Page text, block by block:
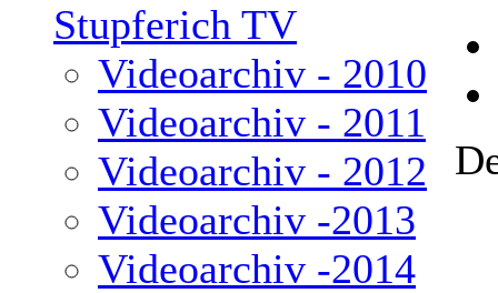
Stupferich TV
Videoarchiv - 2010
Videoarchiv - 2011
Videoarchiv - 2012
Videoarchiv -2013
Videoarchiv -2014